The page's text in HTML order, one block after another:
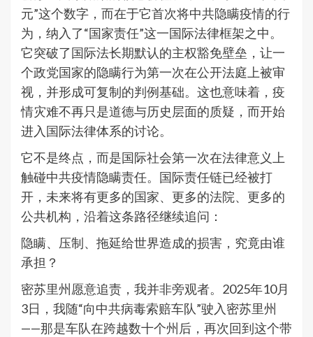
元”这个数字，而在于它首次将中共隐瞒疫情的行
为，纳入了“国家责任”这一国际法律框架之中。
它突破了国际法长期默认的主权豁免壁垒，让一
个政党国家的隐瞒行为第一次在公开法庭上被审
视，并形成可复制的判例基础。这也意味着，疫
情灾难不再只是道德与历史层面的质疑，而开始
进入国际法律体系的讨论。
它不是终点，而是国际社会第一次在法律意义上
触碰中共疫情隐瞒责任。国际责任链已经被打
开，未来将有更多的国家、更多的法院、更多的
公共机构，沿着这条路径继续追问：
隐瞒、压制、拖延给世界造成的损害，究竟由谁
承担？
密苏里州愿意追责，我并非旁观者。2025年10月
3日，我随“向中共病毒索赔车队”驶入密苏里州
——那是车队在跨越数十个州后，再次回到这个带